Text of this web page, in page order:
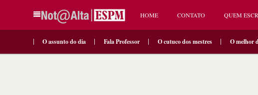
HOME CONTATO QUEM
O assunto do dia Fala Professor O cutuco dos mestres O melhor